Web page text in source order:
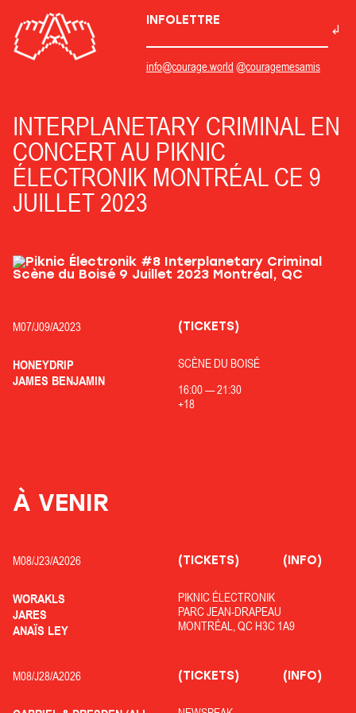
INFOLETTRE
info@courage.world @couragemesamis
INTERPLANETARY CRIMINAL EN
CONCERT AU PIKNIC
ÉLECTRONIK MONTRÉAL CE 9
JUILLET 2023
M07/J09/A2023
HONEYDRIP
JAMES BENJAMIN
SCÈNE DU BOISÉ
16:00—21:30
+18
(TICKETS)
À VENIR
M08/J23/A2026
WORAKLS
JARES
ANAÏS LEY
PIKNIC ÉLECTRONIK
PARC JEAN-DRAPEAU
MONTRÉAL, QC H3C 1A9
(TICKETS) (INFO)
M08/J28/A2026 (TICKETS) (INFO)